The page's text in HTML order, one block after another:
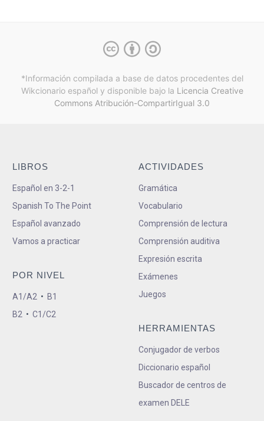
*Información compilada a base de datos procedentes del
Wikcionario español y disponible bajo la Licencia Creative
Commons Atribución-CompartirIgual 3.0
LIBROS
Español en 3-2-1
Spanish To The Point
Español avanzado
Vamos a practicar
POR NIVEL
A1/A2 • B1
B2 • C1/C2
ACTIVIDADES
Gramática
Vocabulario
Comprensión de lectura
Comprensión auditiva
Expresión escrita
Exámenes
Juegos
HERRAMIENTAS
Conjugador de verbos
Diccionario español
Buscador de centros de
examen DELE